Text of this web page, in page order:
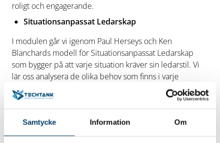
Samtycke Information Om
roligt och engagerande.
Situationsanpassat Ledarskap
I modulen går vi igenom Paul Herseys och Ken
Blanchards modell för Situationsanpassat Ledarskap
som bygger på att varje situation kräver sin ledarstil. Vi
lär oss analysera de olika behov som finns i varje
situation och därefter anpassa vår ledarstil. Beroende på
medarbetarens kompetens, uppgiftsmognad och
motivation så måste ledarstilen anpassas. Vi diskuterar
hur deltagarna leder sina grupper idag.
Feedback & kritik